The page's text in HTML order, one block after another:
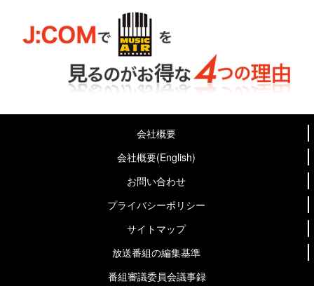
会社概要
会社概要(English)
お問い合わせ
プライバシーポリシー
サイトマップ
放送番組の編集基準
番組審議委員会議事録